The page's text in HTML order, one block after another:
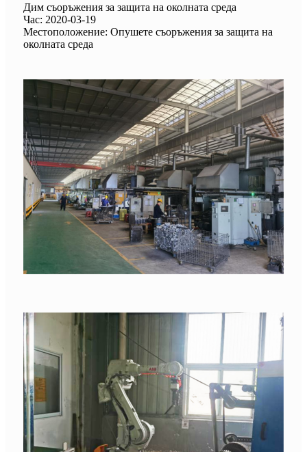
Дим съоръжения за защита на околната среда
Час: 2020-03-19
Местоположение: Опушете съоръжения за защита на
околната среда